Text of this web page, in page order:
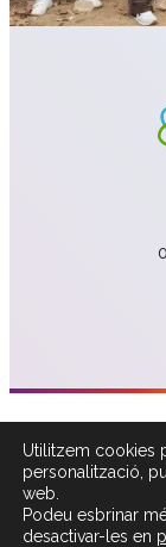
Utilitzem cookies
personalització,
web.
Podeu esbrinar
desactivar-les en